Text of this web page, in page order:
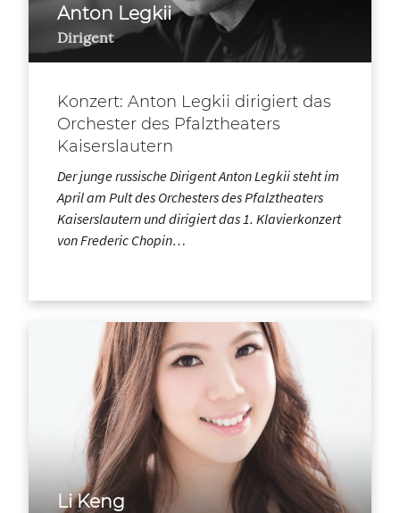
Anton Legkii
Dirigent
Konzert: Anton Legkii dirigiert das
Orchester des Pfalztheaters
Kaiserslautern
Der junge russische Dirigent Anton Legkii steht im
April am Pult des Orchesters des Pfalztheaters
Kaiserslautern und dirigiert das 1. Klavierkonzert
von Frederic Chopin…
Li Keng